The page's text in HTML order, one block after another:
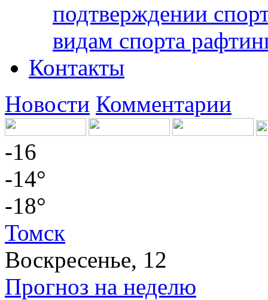
подтверждении
видам спорта
Контакты
Новости Комментарии
-16
-14°
-18°
Томск
Воскресенье, 12
Прогноз на неделю